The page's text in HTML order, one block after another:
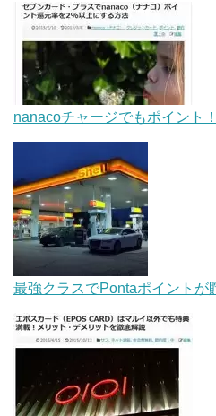
nanacoチャージでもポイント
最強クラスでPontaポイントが